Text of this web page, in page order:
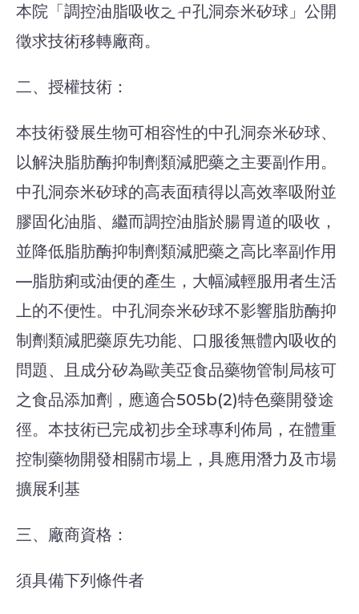
本院「調控油脂吸收之中孔洞奈米矽球」公開
徵求技術移轉廠商。
二、授權技術：
本技術發展生物可相容性的中孔洞奈米矽球、
以解決脂肪酶抑制劑類減肥藥之主要副作用。
中孔洞奈米矽球的高表面積得以高效率吸附並
膠固化油脂、繼而調控油脂於腸胃道的吸收，
並降低脂肪酶抑制劑類減肥藥之高比率副作用
—脂肪痢或油便的產生，大幅減輕服用者生活
上的不便性。中孔洞奈米矽球不影響脂肪酶抑
制劑類減肥藥原先功能、口服後無體內吸收的
問題、且成分矽為歐美亞食品藥物管制局核可
之食品添加劑，應適合505b(2)特色藥開發途
徑。本技術已完成初步全球專利佈局，在體重
控制藥物開發相關市場上，具應用潛力及市場
擴展利基
三、廠商資格：
須具備下列條件者